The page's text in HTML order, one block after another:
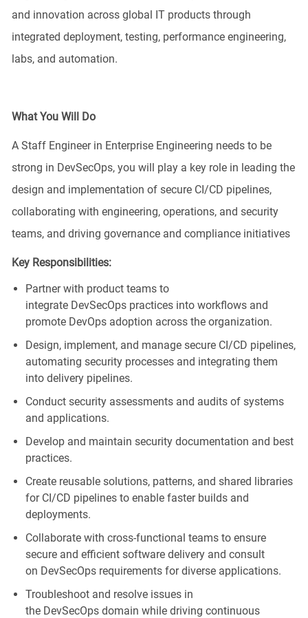
and innovation across global IT products through
integrated deployment, testing, performance engineering,
labs, and automation.
What You Will Do
A Staff Engineer in Enterprise Engineering needs to be
strong in DevSecOps, you will play a key role in leading the
design and implementation of secure CI/CD pipelines,
collaborating with engineering, operations, and security
teams, and driving governance and compliance initiatives
Key Responsibilities:
Partner with product teams to
integrate DevSecOps practices into workflows and
promote DevOps adoption across the organization.
Design, implement, and manage secure CI/CD pipelines,
automating security processes and integrating them
into delivery pipelines.
Conduct security assessments and audits of systems
and applications.
Develop and maintain security documentation and best
practices.
Create reusable solutions, patterns, and shared libraries
for CI/CD pipelines to enable faster builds and
deployments.
Collaborate with cross-functional teams to ensure
secure and efficient software delivery and consult
on DevSecOps requirements for diverse applications.
Troubleshoot and resolve issues in
the DevSecOps domain while driving continuous